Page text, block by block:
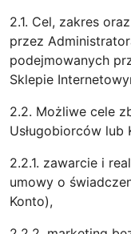
2.1. Cel, zakres
przez
podejmowanych
Sklepie
2.2. Możliwe cele
Usługobiorców
2.2.1. zawarcie i
umowy o
Konto),